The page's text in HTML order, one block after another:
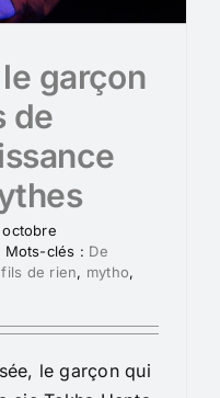
garçon
de
Mots-clés : De
de rien, mytho,
le garçon qui